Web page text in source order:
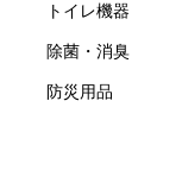
トイレ機器
除菌・消臭
防災用品